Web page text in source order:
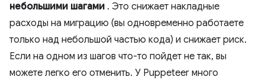
небольшими шагами . Это снижает накладные
расходы на миграцию (вы одновременно работаете
только над небольшой частью кода) и снижает риск.
Если на одном из шагов что-то пойдет не так, вы
можете легко его отменить. У Puppeteer много